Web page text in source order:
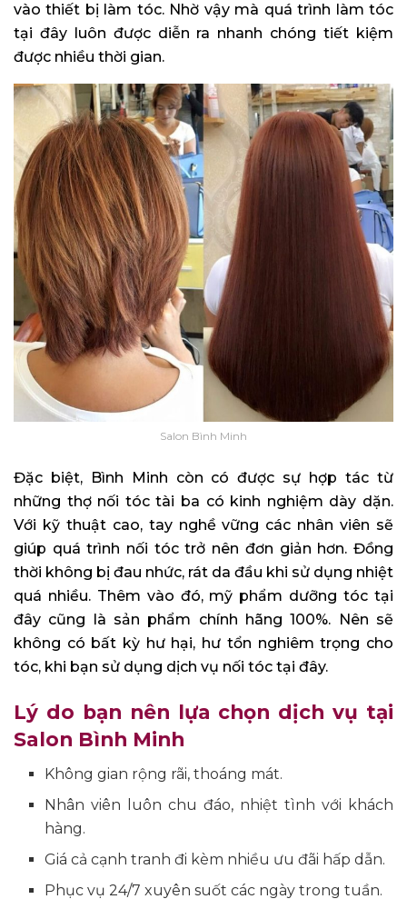
vào thiết bị làm tóc. Nhờ vậy mà quá trình làm tóc
tại đây luôn được diễn ra nhanh chóng tiết kiệm
được nhiều thời gian.
Salon Bình Minh
Đặc biệt, Bình Minh còn có được sự hợp tác từ
những thợ nối tóc tài ba có kinh nghiệm dày dặn.
Với kỹ thuật cao, tay nghề vững các nhân viên sẽ
giúp quá trình nối tóc trở nên đơn giản hơn. Đồng
thời không bị đau nhức, rát da đầu khi sử dụng nhiệt
quá nhiều. Thêm vào đó, mỹ phẩm dưỡng tóc tại
đây cũng là sản phẩm chính hãng 100%. Nên sẽ
không có bất kỳ hư hại, hư tổn nghiêm trọng cho
tóc, khi bạn sử dụng dịch vụ nối tóc tại đây.
Lý do bạn nên lựa chọn dịch vụ tại
Salon Bình Minh
Không gian rộng rãi, thoáng mát.
Nhân viên luôn chu đáo, nhiệt tình với khách
hàng.
Giá cả cạnh tranh đi kèm nhiều ưu đãi hấp dẫn.
Phục vụ 24/7 xuyên suốt các ngày trong tuần.